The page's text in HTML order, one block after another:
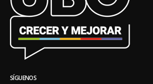
SÍGUENOS